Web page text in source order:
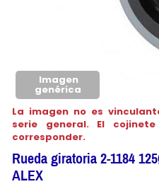
Imagen
genérica
La imagen no es
serie general. El
corresponder.
Rueda giratoria 2-1184
ALEX